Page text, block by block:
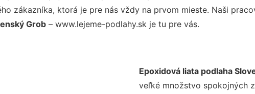
zákazníka, ktorá je pre nás vždy na prvom mieste. Naši
Grob – www.lejeme-podlahy.sk je tu pre vás.
Epoxidová liata podlaha
veľké množstvo spokojných